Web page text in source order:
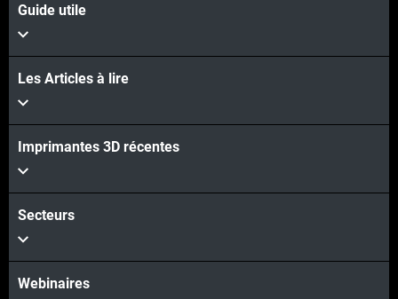
Guide utile
Les Articles à lire
Imprimantes 3D récentes
Secteurs
Webinaires